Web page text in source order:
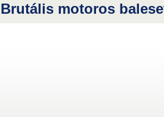
Brutális motoros